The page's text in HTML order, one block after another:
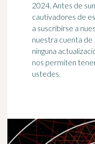
2024. Antes de
cautivadores de
a suscribirse a
nuestra cuenta
ninguna
nos permiten
ustedes.